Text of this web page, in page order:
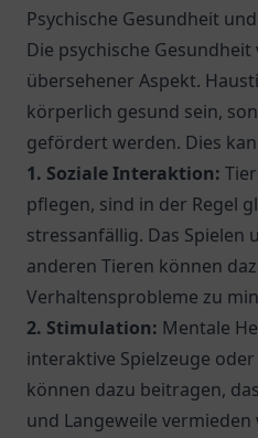
Psychische Gesundheit
Die psychische
übersehener Aspekt.
körperlich gesund sein,
gefördert werden. Dies
1. Soziale Interaktion:
pflegen, sind in der Regel
stressanfällig. Das Spielen
anderen Tieren können
Verhaltensprobleme zu
2. Stimulation: Mentale
interaktive Spielzeuge
können dazu beitragen,
und Langeweile vermieden